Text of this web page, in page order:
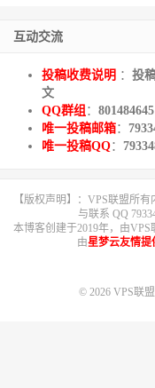
互动交流
投稿收费说明 ： 投
文
QQ群组 ： 801484645
唯一投稿邮箱：
唯一投稿QQ：
【版权声明】：VPS联盟所
与联系 QQ
本博客创建于2019年，由
由星梦云友情提
© 2026 VPS联盟